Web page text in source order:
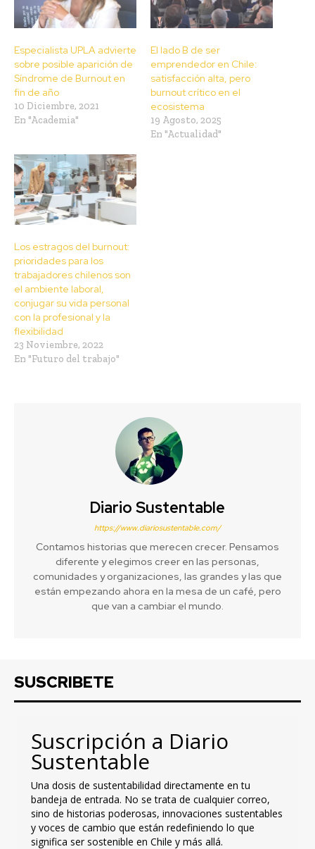
Especialista UPLA advierte
sobre posible aparición de
Síndrome de Burnout en
fin de año
10 Diciembre, 2021
En "Academia"
El lado B de ser
emprendedor en Chile:
satisfacción alta, pero
burnout crítico en el
ecosistema
19 Agosto, 2025
En "Actualidad"
Los estragos del burnout:
prioridades para los
trabajadores chilenos son
el ambiente laboral,
conjugar su vida personal
con la profesional y la
flexibilidad
23 Noviembre, 2022
En "Futuro del trabajo"
Diario Sustentable
https://www.diariosustentable.com/
Contamos historias que merecen crecer. Pensamos
diferente y elegimos creer en las personas,
comunidades y organizaciones, las grandes y las que
están empezando ahora en la mesa de un café, pero
que van a cambiar el mundo.
SUSCRIBETE
Suscripción a Diario
Sustentable
Una dosis de sustentabilidad directamente en tu
bandeja de entrada. No se trata de cualquier correo,
sino de historias poderosas, innovaciones sustentables
y voces de cambio que están redefiniendo lo que
significa ser sostenible en Chile y más allá.